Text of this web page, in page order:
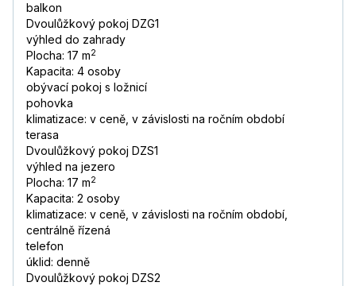
balkon
Dvoulůžkový pokoj DZG1
výhled do zahrady
Plocha: 17 m2
Kapacita: 4 osoby
obývací pokoj s ložnicí
pohovka
klimatizace: v ceně, v závislosti na ročním období
terasa
Dvoulůžkový pokoj DZS1
výhled na jezero
Plocha: 17 m2
Kapacita: 2 osoby
klimatizace: v ceně, v závislosti na ročním období,
centrálně řízená
telefon
úklid: denně
Dvoulůžkový pokoj DZS2